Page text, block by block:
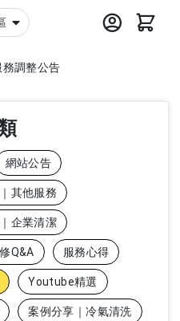
務調整公告
網站公告
其他服務
企業清潔
Q&A 服務心得
Youtube精選
案例分享｜冷氣清洗